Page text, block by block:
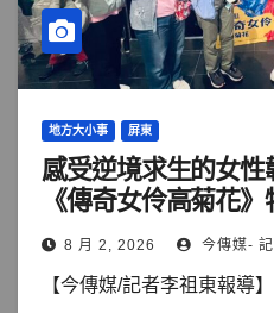
地方大小事 屏東
感受逆境求生的女
《傳奇女伶高菊花》
8 月 2, 2026 今傳媒-
【今傳媒/記者李祖東報導